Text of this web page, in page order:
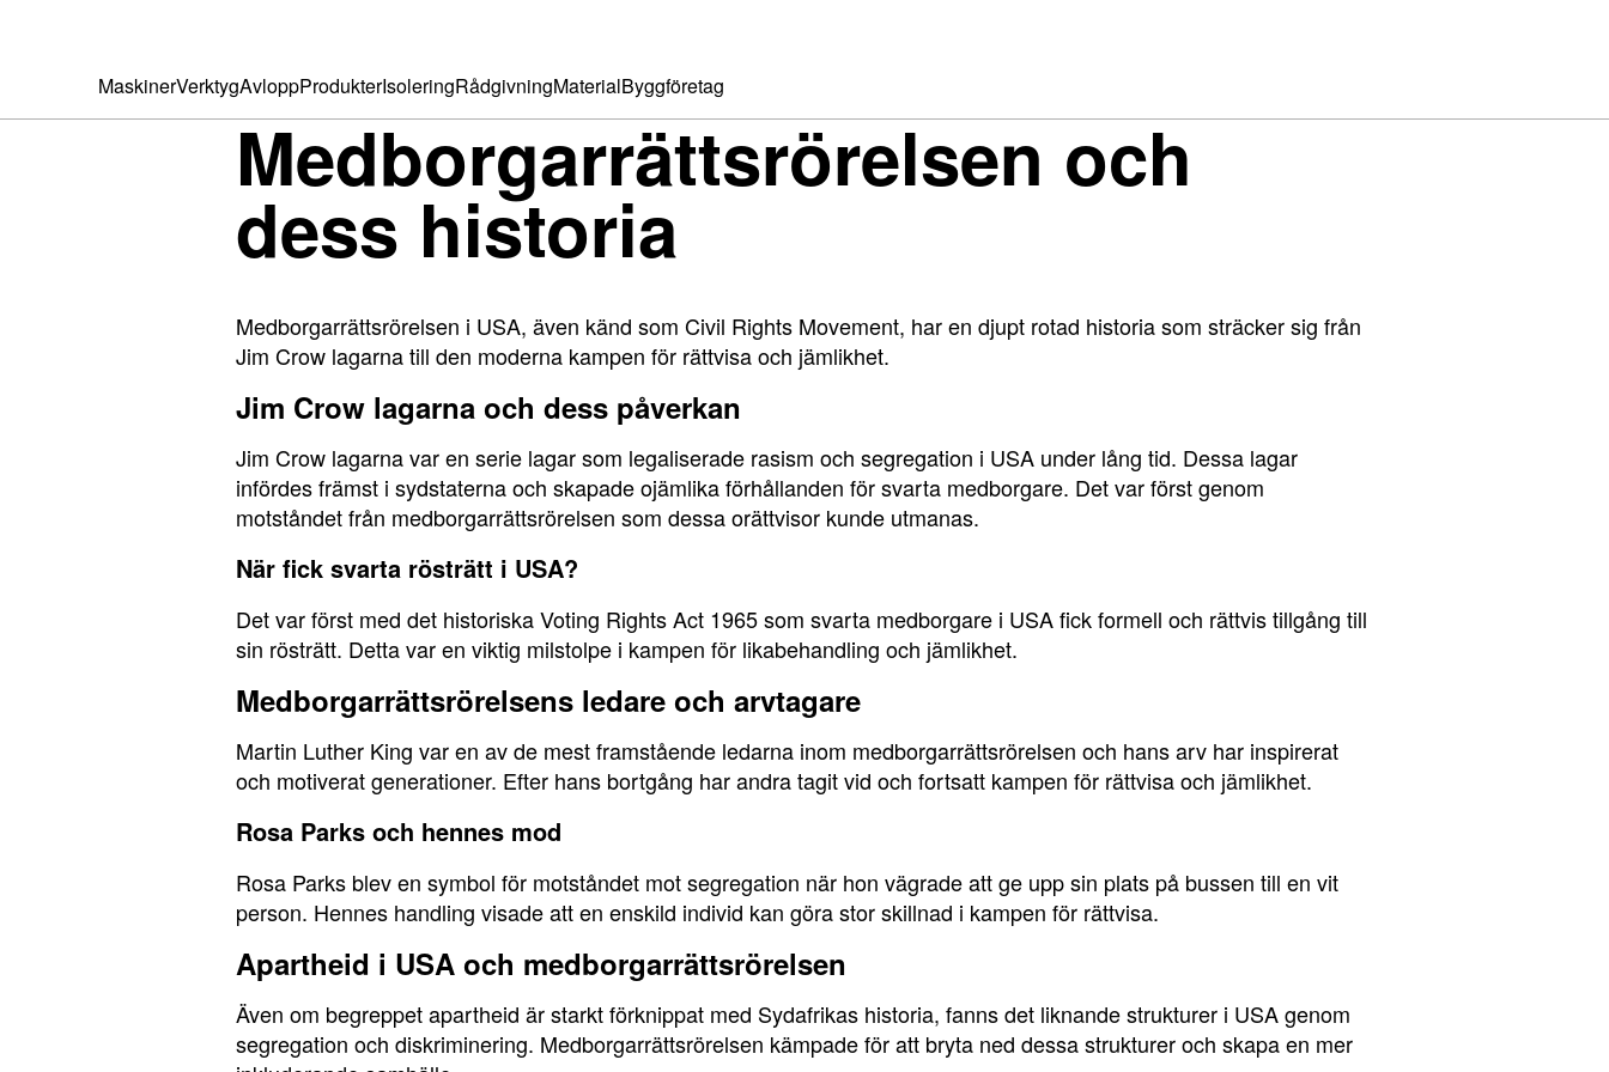
MaskinerVerktygAvloppProdukterIsoleringRådgivningMaterialByggföretag
Medborgarrättsrörelsen och
dess historia
Medborgarrättsrörelsen i USA, även känd som Civil Rights Movement, har en djupt rotad historia som sträcker sig från
Jim Crow lagarna till den moderna kampen för rättvisa och jämlikhet.
Jim Crow lagarna och dess påverkan
Jim Crow lagarna var en serie lagar som legaliserade rasism och segregation i USA under lång tid. Dessa lagar
infördes främst i sydstaterna och skapade ojämlika förhållanden för svarta medborgare. Det var först genom
motståndet från medborgarrättsrörelsen som dessa orättvisor kunde utmanas.
När fick svarta rösträtt i USA?
Det var först med det historiska Voting Rights Act 1965 som svarta medborgare i USA fick formell och rättvis tillgång till
sin rösträtt. Detta var en viktig milstolpe i kampen för likabehandling och jämlikhet.
Medborgarrättsrörelsens ledare och arvtagare
Martin Luther King var en av de mest framstående ledarna inom medborgarrättsrörelsen och hans arv har inspirerat
och motiverat generationer. Efter hans bortgång har andra tagit vid och fortsatt kampen för rättvisa och jämlikhet.
Rosa Parks och hennes mod
Rosa Parks blev en symbol för motståndet mot segregation när hon vägrade att ge upp sin plats på bussen till en vit
person. Hennes handling visade att en enskild individ kan göra stor skillnad i kampen för rättvisa.
Apartheid i USA och medborgarrättsrörelsen
Även om begreppet apartheid är starkt förknippat med Sydafrikas historia, fanns det liknande strukturer i USA genom
segregation och diskriminering. Medborgarrättsrörelsen kämpade för att bryta ned dessa strukturer och skapa en mer